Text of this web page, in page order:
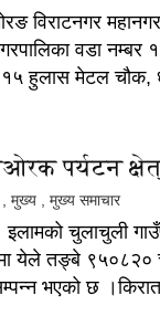
विराटनगर
वडा नम्बर
१५ हुलास मेटल चौक,
पर्यटन
मुख्य मुख्य समाचार
चुलाचुली
मा येले तङ्बे ९५०८२०
भएको छ